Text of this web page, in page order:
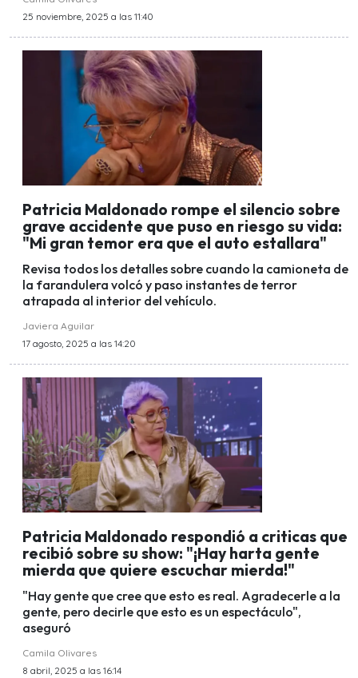
25 noviembre, 2025 a las 11:40
Patricia Maldonado rompe el silencio sobre
grave accidente que puso en riesgo su vida:
"Mi gran temor era que el auto estallara"
Revisa todos los detalles sobre cuando la camioneta de
la farandulera volcó y paso instantes de terror
atrapada al interior del vehículo.
Javiera Aguilar
17 agosto, 2025 a las 14:20
Patricia Maldonado respondió a criticas que
recibió sobre su show: "¡Hay harta gente
mierda que quiere escuchar mierda!"
"Hay gente que cree que esto es real. Agradecerle a la
gente, pero decirle que esto es un espectáculo",
aseguró
Camila Olivares
8 abril, 2025 a las 16:14